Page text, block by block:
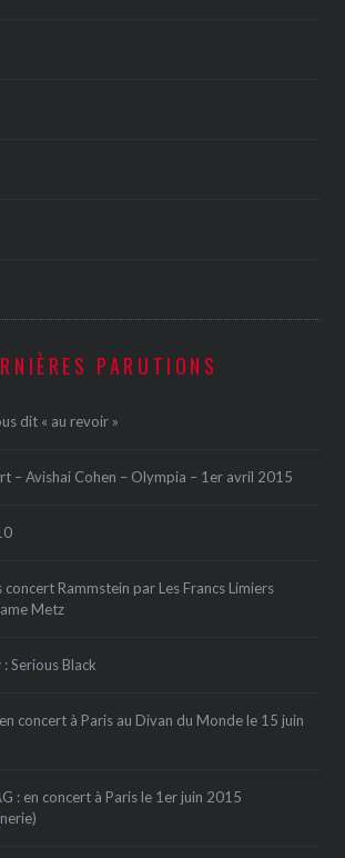
PARUTIONS
dit « au revoir »
– Avishai Cohen – Olympia – 1er avril 2015
concert Rammstein par Les Francs Limiers
Metz
Serious Black
concert à Paris au Divan du Monde le 15 juin
: en concert à Paris le 1er juin 2015
(Maroquinerie‏)